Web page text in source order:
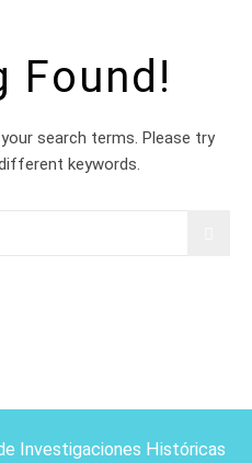
Found!
search terms. Please try
keywords.
Investigaciones Históricas